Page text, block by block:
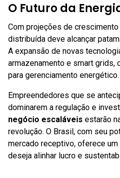
O Futuro da
Com projeções de crescimento
distribuída deve alcançar
A expansão de novas
armazenamento e smart grids,
para gerenciamento energético.
Empreendedores que se
dominarem a regulação e
negócio escaláveis estarão
revolução. O Brasil, com seu
mercado receptivo, oferece
deseja alinhar lucro e